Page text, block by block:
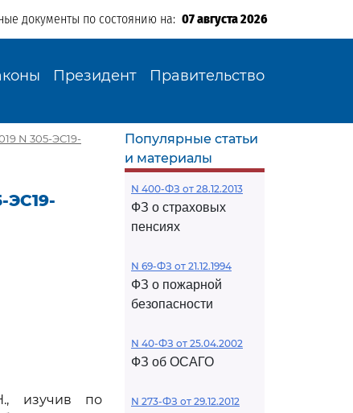
документы по состоянию на: 07 августа 2026
Президент Правительство
N 305-ЭС19-
ЭС19-
изучив по
Популярные статьи
и материалы
N 400-ФЗ от 28.12.2013
ФЗ о страховых
пенсиях
N 69-ФЗ от 21.12.1994
ФЗ о пожарной
безопасности
N 40-ФЗ от 25.04.2002
ФЗ об ОСАГО
N 273-ФЗ от 29.12.2012